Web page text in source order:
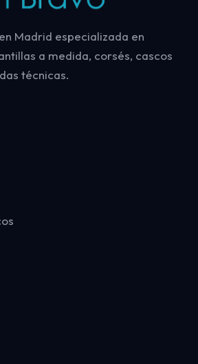
Madrid especializada en
a medida, corsés, cascos
técnicas.